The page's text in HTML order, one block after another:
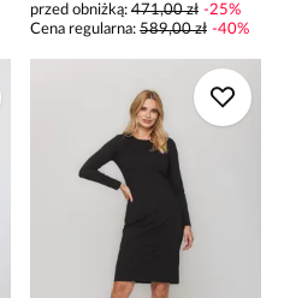
przed obniżką: 471,00 zł -25%
Cena regularna: 589,00 zł -40%